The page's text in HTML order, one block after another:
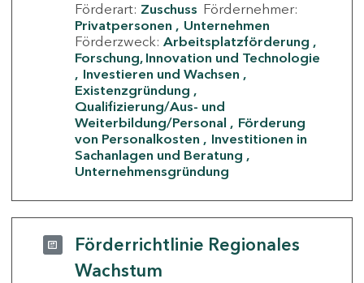
Förderart: Zuschuss Fördernehmer:
Privatpersonen
Unternehmen
Förderzweck: Arbeitsplatzförderung
Forschung, Innovation und Technologie
Investieren und Wachsen
Existenzgründung
Qualifizierung/Aus- und
Weiterbildung/Personal
Förderung
von Personalkosten
Investitionen in
Sachanlagen und Beratung
Unternehmensgründung
Förderrichtlinie Regionales
Wachstum